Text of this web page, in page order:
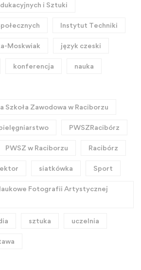
i Sztuki
Instytut Techniki
Moskwiak język czeski
konferencja nauka
Szkoła Zawodowa w Raciborzu
PWSZRacibórz
PWSZ w Raciborzu Racibórz
siatkówka Sport
Fotografii Artystycznej
sztuka uczelnia